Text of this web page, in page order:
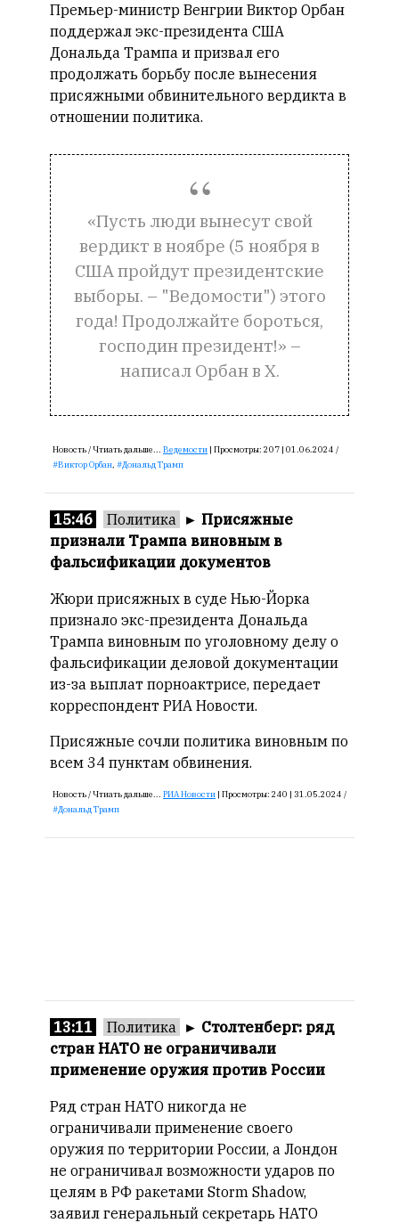
большим
трудом,
душой.
Редакция
лезет
авторские
тексты,
кромсает
искажает
смысл.
Мнение
редакции
является
обязательным
условием
публикации.
Противоположные
публикуются,
даже
принимаются
восторга.
Главный
редактор
Армен
Геворкян
Премьер-министр Венгрии Виктор Орбан
поддержал экс-президента США
Дональда Трампа и призвал его
продолжать борьбу после вынесения
присяжными обвинительного вердикта в
отношении политика.
«Пусть люди вынесут свой
вердикт в ноябре (5 ноября в
США пройдут президентские
выборы. – "Ведомости") этого
года! Продолжайте бороться,
господин президент!» –
написал Орбан в X.
Новость /Чтиать дальше... Ведемости | Просмотры: 207 | 01.06.2024 /
Виктор Орбан, Дональд Трамп
15:46 Политика ► Присяжные
признали Трампа виновным в
фальсификации документов
Жюри присяжных в суде Нью-Йорка
признало экс-президента Дональда
Трампа виновным по уголовному делу о
фальсификации деловой документации
из-за выплат порноактрисе, передает
корреспондент РИА Новости.
Присяжные сочли политика виновным по
всем 34 пунктам обвинения.
Новость /Чтиать дальше... РИА Новости | Просмотры: 240 | 31.05.2024 /
Дональд Трамп
13:11 Политика ► Столтенберг: ряд
стран НАТО не ограничивали
применение оружия против России
Ряд стран НАТО никогда не
ограничивали применение своего
оружия по территории России, а Лондон
не ограничивал возможности ударов по
целям в РФ ракетами Storm Shadow,
заявил генеральный секретарь НАТО